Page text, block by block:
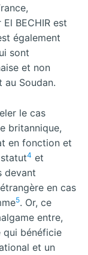
El BECHIR est
également
sont
et non
au Soudan.
le cas
britannique,
en fonction et
4 et
devant
en cas
5. Or, ce
entre,
qui bénéficie
et un